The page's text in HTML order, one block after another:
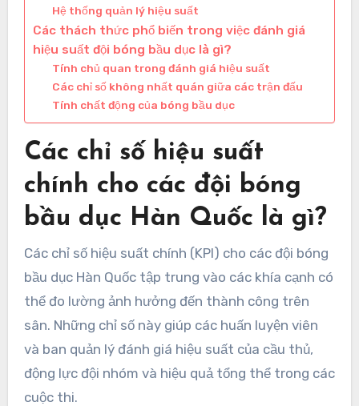
Hệ thống quản lý hiệu suất
Các thách thức phổ biến trong việc đánh giá
hiệu suất đội bóng bầu dục là gì?
Tính chủ quan trong đánh giá hiệu suất
Các chỉ số không nhất quán giữa các trận đấu
Tính chất động của bóng bầu dục
Các chỉ số hiệu suất
chính cho các đội bóng
bầu dục Hàn Quốc là gì?
Các chỉ số hiệu suất chính (KPI) cho các đội bóng
bầu dục Hàn Quốc tập trung vào các khía cạnh có
thể đo lường ảnh hưởng đến thành công trên
sân. Những chỉ số này giúp các huấn luyện viên
và ban quản lý đánh giá hiệu suất của cầu thủ,
động lực đội nhóm và hiệu quả tổng thể trong các
cuộc thi.